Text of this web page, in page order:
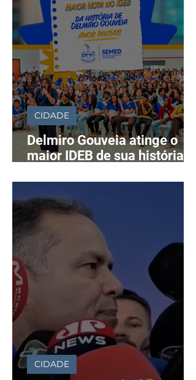
Delmiro Gouveia atinge o
maior IDEB de sua história
CIDADE
CIDADE